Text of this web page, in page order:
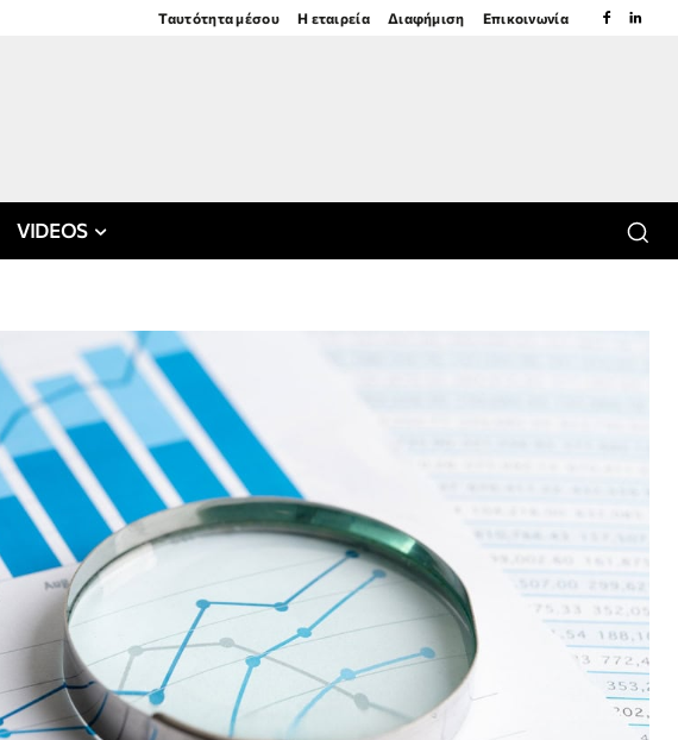
Ταυτότητα μέσου Η εταιρεία Διαφήμιση Επικοινωνία
VIDEOS